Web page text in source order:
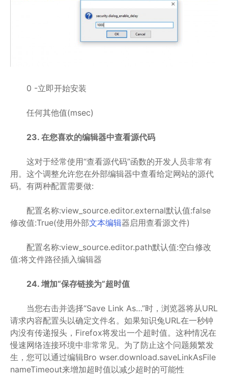
0 -立即开始安装
任何其他值(msec)
23. 在您喜欢的编辑器中查看源代码
这对于经常使用“查看源代码”函数的开发人员非常有
用。这个调整允许您在外部编辑器中查看给定网站的源代
码。有两种配置需要做:
配置名称:view_source.editor.external默认值:false
修改值:True(使用外部文本编辑器启用查看源文件)
配置名称:view_source.editor.path默认值:空白修改
值:将文件路径插入编辑器
24. 增加“保存链接为”超时值
当您右击并选择“Save Link As…”时，浏览器将从URL
请求内容配置头以确定文件名。如果知识兔URL在一秒钟
内没有传递报头，Firefox将发出一个超时值。这种情况在
慢速网络连接环境中非常常见。为了防止这个问题频繁发
生，您可以通过编辑Bro wser.download.saveLinkAsFile
nameTimeout来增加超时值以减少超时的可能性